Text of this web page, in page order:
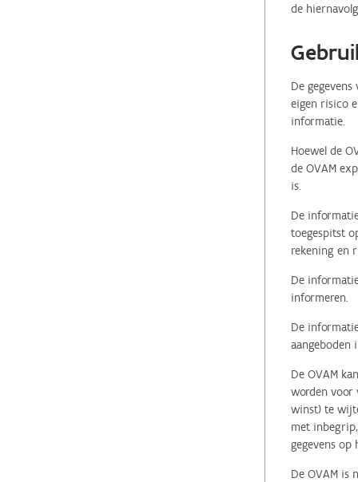
de
De
eigen risico
informatie.
Hoewel de
de OVAM
is.
De
toegespitst
rekening en
De
informeren.
De
aangeboden
De OVAM
worden voor
winst) te
met
gegevens
De OVAM is